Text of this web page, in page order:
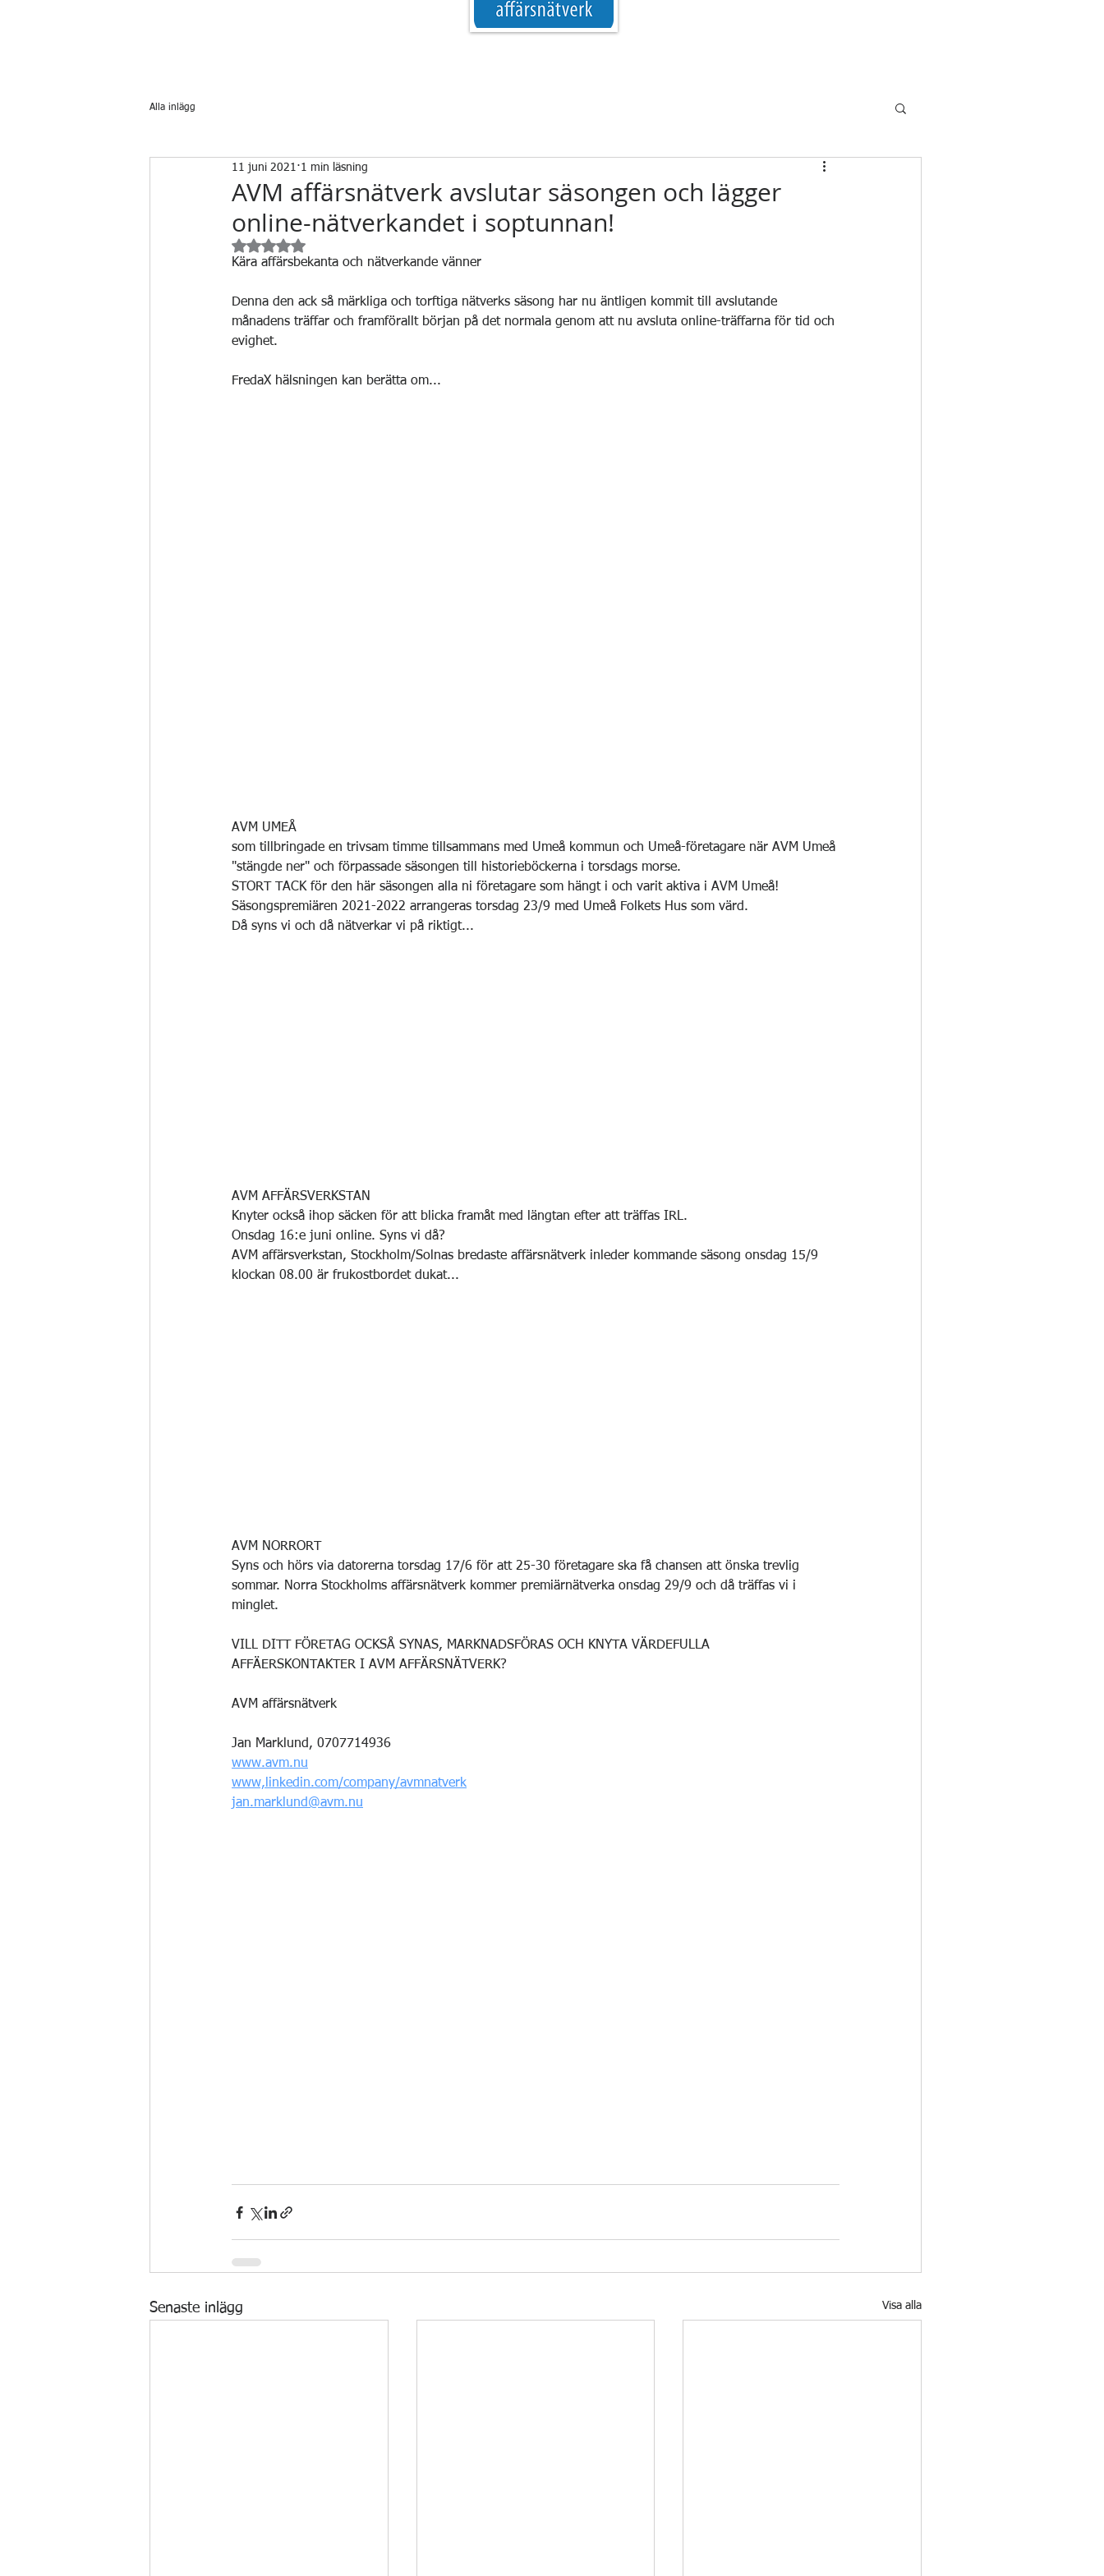
Alla inlägg
AVM affärsnätverk avslutar säsongen och lägger
online-nätverkandet i soptunnan!
11 juni 2021 1 min läsning
Betygsatt till NaN av 5 stjärnor.
Kära affärsbekanta och nätverkande vänner
Denna den ack så märkliga och torftiga nätverks säsong har nu äntligen kommit till avslutande
månadens träffar och framförallt början på det normala genom att nu avsluta online-träffarna för tid och
evighet.
FredaX hälsningen kan berätta om...
AVM UMEÅ
som tillbringade en trivsam timme tillsammans med Umeå kommun och Umeå-företagare när AVM Umeå
"stängde ner" och förpassade säsongen till historieböckerna i torsdags morse.
STORT TACK för den här säsongen alla ni företagare som hängt i och varit aktiva i AVM Umeå!
Säsongspremiären 2021-2022 arrangeras torsdag 23/9 med Umeå Folkets Hus som värd.
Då syns vi och då nätverkar vi på riktigt...
AVM AFFÄRSVERKSTAN
Knyter också ihop säcken för att blicka framåt med längtan efter att träffas IRL.
Onsdag 16:e juni online. Syns vi då?
AVM affärsverkstan, Stockholm/Solnas bredaste affärsnätverk inleder kommande säsong onsdag 15/9
klockan 08.00 är frukostbordet dukat...
AVM NORRORT
Syns och hörs via datorerna torsdag 17/6 för att 25-30 företagare ska få chansen att önska trevlig
sommar. Norra Stockholms affärsnätverk kommer premiärnätverka onsdag 29/9 och då träffas vi i
minglet.
VILL DITT FÖRETAG OCKSÅ SYNAS, MARKNADSFÖRAS OCH KNYTA VÄRDEFULLA
AFFÄERSKONTAKTER I AVM AFFÄRSNÄTVERK?
AVM affärsnätverk
Jan Marklund, 0707714936
www.avm.nu
www,linkedin.com/company/avmnatverk
jan.marklund@avm.nu
Senaste inlägg Visa alla